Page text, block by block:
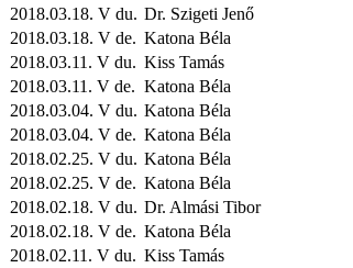
2018.03.18. V du. Dr. Szigeti Jenő
2018.03.18. V de. Katona Béla
2018.03.11. V du. Kiss Tamás
2018.03.11. V de. Katona Béla
2018.03.04. V du. Katona Béla
2018.03.04. V de. Katona Béla
2018.02.25. V du. Katona Béla
2018.02.25. V de. Katona Béla
2018.02.18. V du. Dr. Almási Tibor
2018.02.18. V de. Katona Béla
2018.02.11. V du. Kiss Tamás